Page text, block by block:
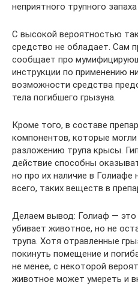
неприятного трупного
С высокой вероятностью
средство не обладает. Сам
сообщает про
инструкции по применению
возможности средства
тела погибшего грызуна.
Кроме того, в составе
компонентов, которые
разложению трупа крысы.
действие способны
но про их наличие в Голиафе
всего, таких веществ в
Делаем вывод: Голиаф —
убивает животное, но не
трупа. Хотя отравленные
покинуть помещение и
не менее, с некоторой
животное может умереть и